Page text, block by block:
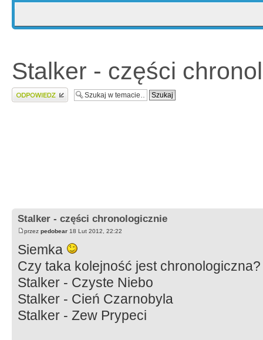
Stalker - części
Wyślij odpowiedź
Stalker - części chronologicznie
przez pedobear 18 Lut 2012, 22:22
Siemka
Czy taka kolejność jest chronologiczna?
Stalker - Czyste Niebo
Stalker - Cień Czarnobyla
Stalker - Zew Prypeci